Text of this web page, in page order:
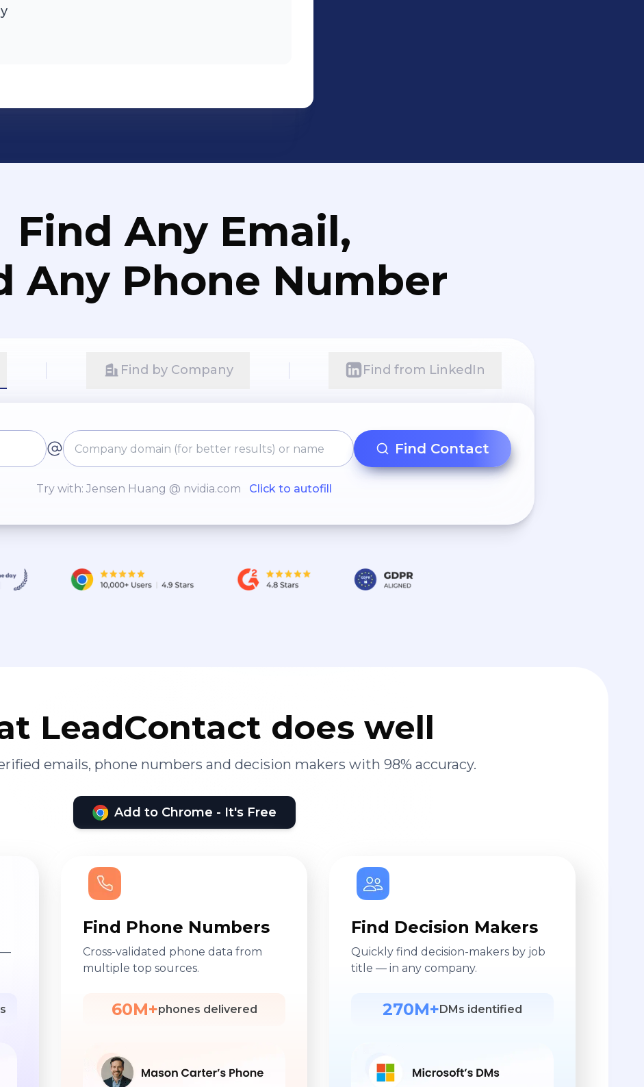
Find Any Email,
Any Phone Number
Find by Company Find from LinkedIn
Find Contact
Try with: Jensen Huang @ nvidia.com Click to autofill
LeadContact does well
emails, phone numbers and decision makers with 98% accuracy.
Add to Chrome - It's Free
—
Find Phone Numbers
Cross-validated phone data from
multiple top sources.
60M+phones delivered
Find Decision Makers
Quickly find decision-makers by job
title — in any company.
270M+ DMs identified